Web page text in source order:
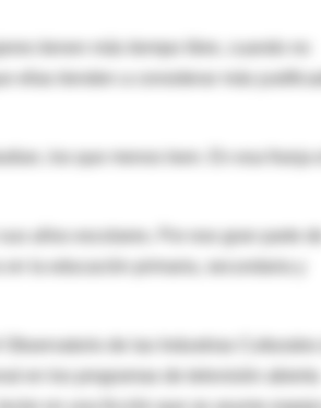
tienen más tiempo libre, cuando no
ellas tienden a considerar más
la educación primaria, secundaria y
en los programas de televisión abierta